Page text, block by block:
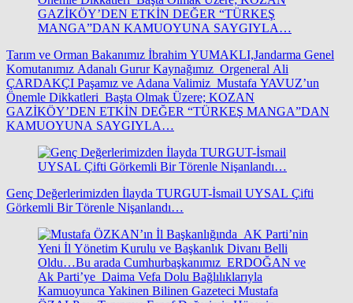
Tarım ve Orman Bakanımız İbrahim YUMAKLI,Jandarma Genel
Komutanımız Adanalı Gurur Kaynağımız Orgeneral Ali
ÇARDAKÇI Paşamız ve Adana Valimiz Mustafa YAVUZ’un
Önemle Dikkatleri Başta Olmak Üzere; KOZAN
GAZİKÖY’DEN ETKİN DEĞER “TÜRKEŞ MANGA”DAN
KAMUOYUNA SAYGIYLA…
Genç Değerlerimizden İlayda TURGUT-İsmail UYSAL Çifti
Görkemli Bir Törenle Nişanlandı…